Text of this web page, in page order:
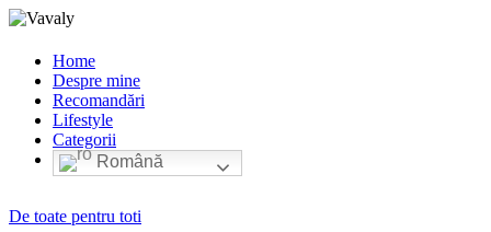
Home
Despre mine
Recomandări
Lifestyle
Categorii
Română
De toate pentru toti